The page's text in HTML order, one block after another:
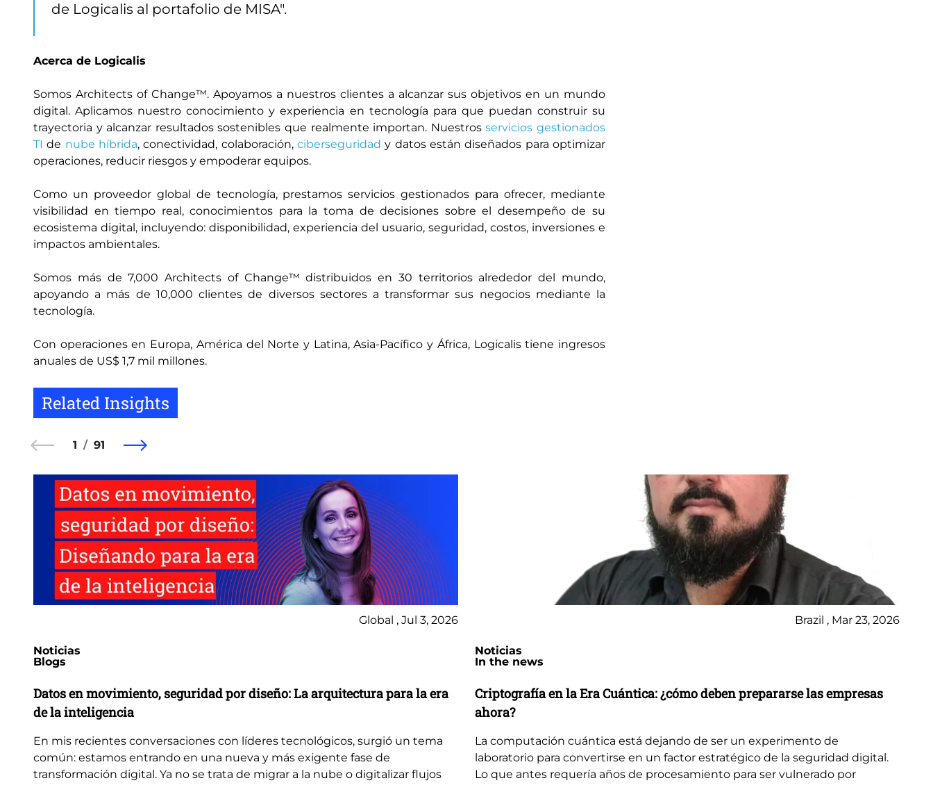
de Logicalis al portafolio de MISA".
Acerca de Logicalis
Somos Architects of Change™. Apoyamos a nuestros clientes a alcanzar sus objetivos en un mundo
digital. Aplicamos nuestro conocimiento y experiencia en tecnología para que puedan construir su
trayectoria y alcanzar resultados sostenibles que realmente importan. Nuestrosservicios gestionados
TI de nube híbrida, conectividad, colaboración,ciberseguridad y datos están diseñados para optimizar
operaciones, reducir riesgos y empoderar equipos.
Como un proveedor global de tecnología, prestamos servicios gestionados para ofrecer, mediante
visibilidad en tiempo real, conocimientos para la toma de decisiones sobre el desempeño de su
ecosistema digital, incluyendo: disponibilidad, experiencia del usuario, seguridad, costos, inversiones e
impactos ambientales.
Somos más de 7,000 Architects of Change™ distribuidos en 30 territorios alrededor del mundo,
apoyando a más de 10,000 clientes de diversos sectores a transformar sus negocios mediante la
tecnología.
Con operaciones en Europa, América del Norte y Latina, Asia-Pacífico y África, Logicalis tiene ingresos
anuales de US$ 1,7 mil millones.
Related Insights
1 91
Global , Jul 3, 2026
Noticias
Blogs
Datos en movimiento, seguridad por diseño: La arquitectura para la era
de la inteligencia
En mis recientes conversaciones con líderes tecnológicos, surgió un tema
común: estamos entrando en una nueva y más exigente fase de
transformación digital. Ya no se trata de migrar a la nube o digitalizar flujos
Brazil , Mar 23, 2026
Noticias
In the news
Criptografía en la Era Cuántica: ¿cómo deben prepararse las empresas
ahora?
La computación cuántica está dejando de ser un experimento de
laboratorio para convertirse en un factor estratégico de la seguridad digital.
Lo que antes requería años de procesamiento para ser vulnerado por